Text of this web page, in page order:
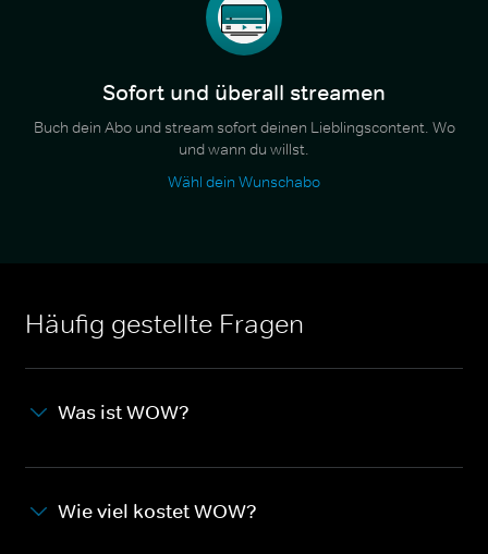
Sofort und überall streamen
Buch dein Abo und stream sofort deinen Lieblingscontent. Wo
und wann du willst.
Wähl dein Wunschabo
Häufig gestellte Fragen
Was ist WOW?
Wie viel kostet WOW?